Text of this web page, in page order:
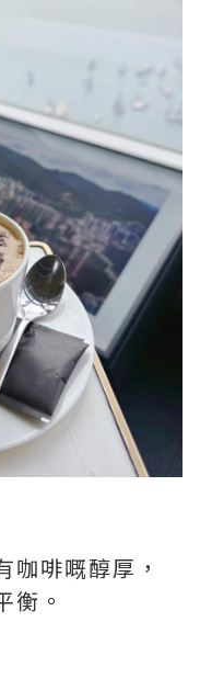
咖啡嘅醇厚，
衡。